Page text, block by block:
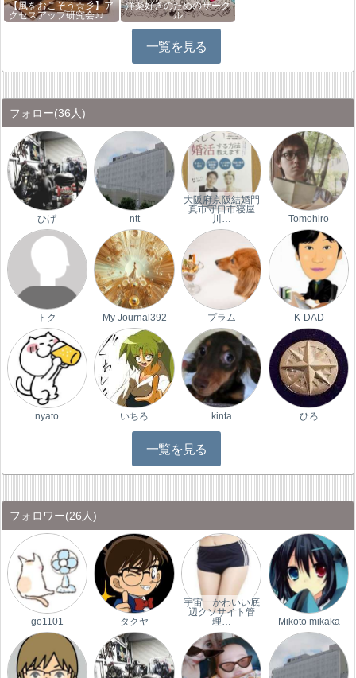
【風をおこそう☆彡】ア
クセスアップ研究会♪♪…
洋楽好きのためのサーク
ル
一覧を見る
フォロー(36人)
ひげ ntt
大阪府京阪結婚門
真市守口市寝屋
川…
Tomohiro
トク My Journal392 プラム K-DAD
nyato いちろ kinta ひろ
一覧を見る
フォロワー(26人)
go1101 タクヤ
宇宙一かわいい底
辺クソサイト管
理…
Mikoto mikaka